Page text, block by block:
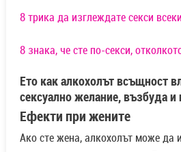
8 трика да изглеждате секси
8 знака, че сте по-секси,
Ето как алкохолът всъщност
сексуално желание, възбуда и
Ефекти при жените
Ако сте жена, алкохолът може да